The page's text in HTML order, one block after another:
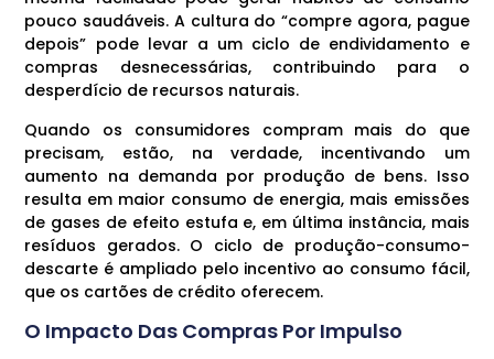
pouco saudáveis. A cultura do “compre agora, pague
depois” pode levar a um ciclo de endividamento e
compras desnecessárias, contribuindo para o
desperdício de recursos naturais.
Quando os consumidores compram mais do que
precisam, estão, na verdade, incentivando um
aumento na demanda por produção de bens. Isso
resulta em maior consumo de energia, mais emissões
de gases de efeito estufa e, em última instância, mais
resíduos gerados. O ciclo de produção-consumo-
descarte é ampliado pelo incentivo ao consumo fácil,
que os cartões de crédito oferecem.
O Impacto Das Compras Por Impulso